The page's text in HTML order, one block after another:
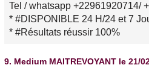
Tel / whatsapp +22961920714/
* #DISPONIBLE 24 H/24 et 7
* #Résultats réussir 100%
9. Medium MAITREVOYANT le 21/